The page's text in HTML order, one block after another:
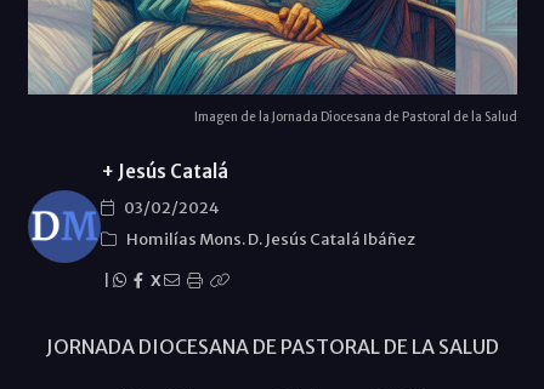
Imagen de la Jornada Diocesana de Pastoral de la Salud
+ Jesús Catalá
03/02/2024
Homilías Mons. D. Jesús Catalá Ibáñez
X
JORNADA DIOCESANA DE PASTORAL DE LA SALUD